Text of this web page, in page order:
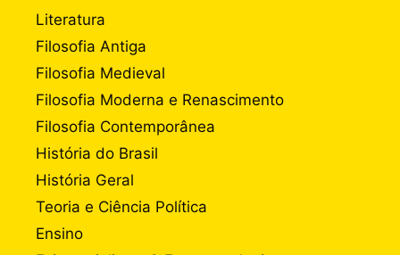
Literatura
Filosofia Antiga
Filosofia Medieval
Filosofia Moderna e Renascimento
Filosofia Contemporânea
História do Brasil
História Geral
Teoria e Ciência Política
Ensino